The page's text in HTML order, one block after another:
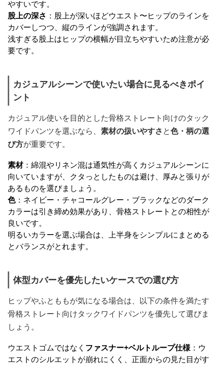
やすいです。
股上の深さ ：股上が深いほどウエスト〜ヒップのラインを
カバーしつつ、縦のラインが強調されます。
浅すぎる股上はヒップの横幅が目立ちやすいため注意が必
要です。
カジュアルシーンで使いたい場合に見るべきポイ
ント
カジュアル使いを目的とした骨格ストレート向けのタック
ワイドパンツを選ぶなら、 素材の扱いやすさと色・柄の選
び方が重要です。
素材：綿混やリネン混は通気性が高くカジュアルシーンに
向いていますが、クタっとしたものは避け、厚みと張りが
あるものを選びましょう。
色：ネイビー・チャコールグレー・ブラックなどのダーク
カラーは引き締め効果があり、骨格ストレートとの相性が
良いです。
明るいカラーを選ぶ場合は、上半身をシンプルにまとめる
とバランスがとれます。
体型カバーを優先したいケースでの選び方
ヒップやふとももが気になる場合は、以下の条件を満たす
骨格ストレート向けタックワイドパンツを優先して選びま
しょう。
ウエストゴムではなく ファスナー+ベルトループ仕様：ウ
エストのシルエットが崩れにくく、正面からの見た目がす